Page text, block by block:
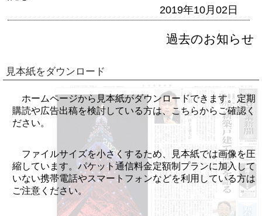
2019年10月02日
過去のお知らせ
見本紙をダウンロード
ホームページから見本紙がダウンロードできます。定期
購読や広告出稿を検討している方は、こちらからご確認く
ださい。
ファイルサイズを小さくするため、見本紙では画像を圧
縮しています。パケット通信料金定額制プランに加入して
いない携帯電話やスマートフォンなどを利用している方は
ご注意ください。